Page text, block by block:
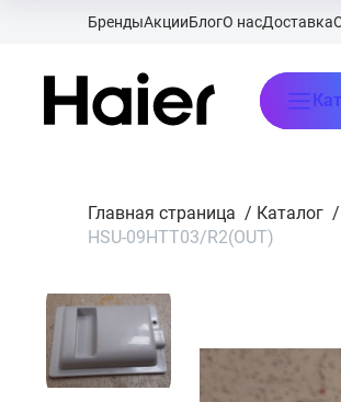
БрендыАкцииБлогО насДоставка
Главная страница / Каталог /
HSU-09HTT03/R2(OUT)